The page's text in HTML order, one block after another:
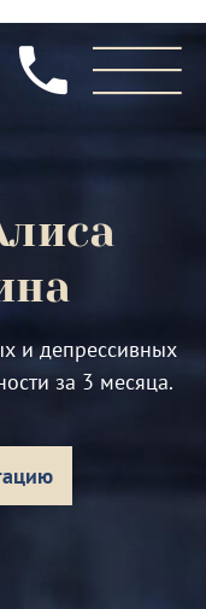
и депрессивных
за 3 месяца.